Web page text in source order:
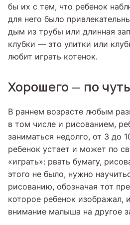
бы их с тем, что ребенок
для него было
дым из трубы или длинная
клубки — это улитки или
любит играть котенок.
Хорошего — по
В раннем возрасте любым
в том числе и рисованием,
заниматься недолго, от 3 до
ребенок устает и может по
«играть»: рвать бумагу,
этого не было, нужно
рисованию, обозначая тот
которое ребенок изображал,
внимание малыша на другое